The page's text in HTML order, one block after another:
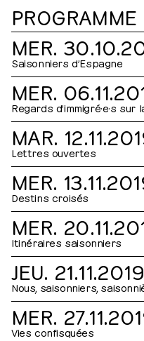
PROGRAMME
MER.
Saisonniers d’Espagne
MER.
Regards d’immigré·e·s sur
MAR.
Lettres ouvertes
MER.
Destins croisés
MER.
Itinéraires saisonniers
JEU.
Nous, saisonniers,
MER.
Vies confisquées